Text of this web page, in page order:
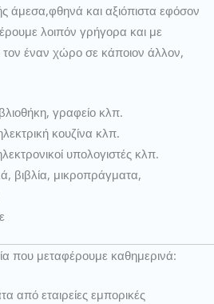
άμεσα,φθηνά και αξιόπιστα εφόσον
λοιπόν γρήγορα και με
τον έναν χώρο σε κάποιον άλλον,
γραφείο κλπ.
κουζίνα κλπ.
υπολογιστές κλπ.
βιβλία, μικροπράγματα,
που μεταφέρουμε καθημερινά:
από εταιρείες εμπορικές